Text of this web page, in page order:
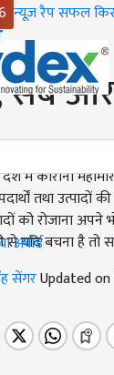
न्यूज़ रैपसफल
अवॉर्ड
और
में कोरोना
तथा
को रोजाना
से यदि बचना है
सेंगरUpdated on